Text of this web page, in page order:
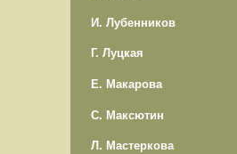
И. Лубенников
Г. Луцкая
Е. Макарова
С. Максютин
Л. Мастеркова